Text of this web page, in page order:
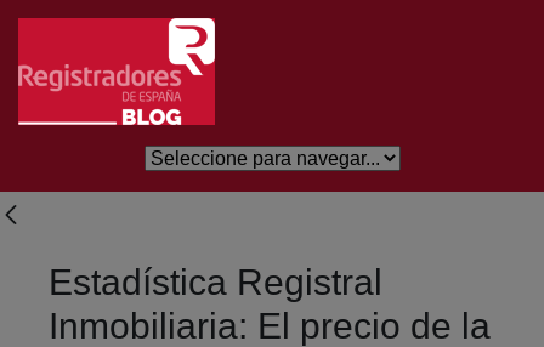
Salta al contingut principal
Estadística Registral
Inmobiliaria: El precio de la